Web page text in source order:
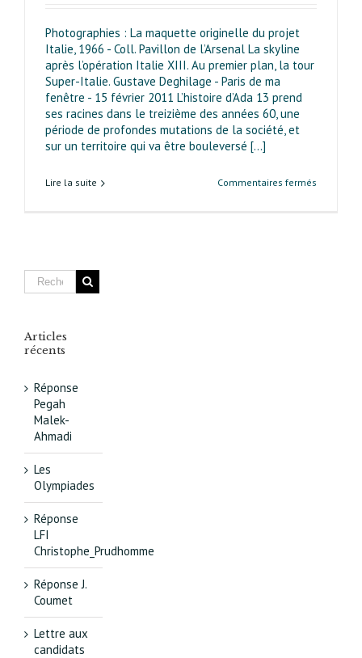
Photographies : La maquette originelle du projet
Italie, 1966 - Coll. Pavillon de l’Arsenal La skyline
après l’opération Italie XIII. Au premier plan, la tour
Super-Italie. Gustave Deghilage - Paris de ma
fenêtre - 15 février 2011 L’histoire d’Ada 13 prend
ses racines dans le treizième des années 60, une
période de profondes mutations de la société, et
sur un territoire qui va être bouleversé [...]
Lire la suite Commentaires fermés
Articles
récents
Réponse
Pegah
Malek-
Ahmadi
Les
Olympiades
Réponse
LFI
Christophe_Prudhomme
Réponse J.
Coumet
Lettre aux
candidats